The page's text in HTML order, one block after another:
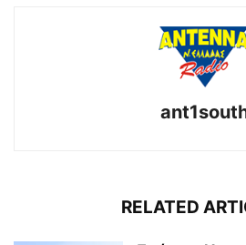
RELATED